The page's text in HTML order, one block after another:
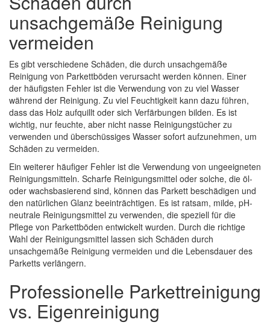
unsachgemäße Reinigung
vermeiden
Es gibt verschiedene Schäden, die durch unsachgemäße
Reinigung von Parkettböden verursacht werden können. Einer
der häufigsten Fehler ist die Verwendung von zu viel Wasser
während der Reinigung. Zu viel Feuchtigkeit kann dazu führen,
dass das Holz aufquillt oder sich Verfärbungen bilden. Es ist
wichtig, nur feuchte, aber nicht nasse Reinigungstücher zu
verwenden und überschüssiges Wasser sofort aufzunehmen, um
Schäden zu vermeiden.
Ein weiterer häufiger Fehler ist die Verwendung von ungeeigneten
Reinigungsmitteln. Scharfe Reinigungsmittel oder solche, die öl-
oder wachsbasierend sind, können das Parkett beschädigen und
den natürlichen Glanz beeinträchtigen. Es ist ratsam, milde, pH-
neutrale Reinigungsmittel zu verwenden, die speziell für die
Pflege von Parkettböden entwickelt wurden. Durch die richtige
Wahl der Reinigungsmittel lassen sich Schäden durch
unsachgemäße Reinigung vermeiden und die Lebensdauer des
Parketts verlängern.
Professionelle Parkettreinigung
vs. Eigenreinigung